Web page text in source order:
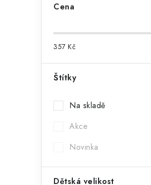
Cena
357 Kč
Štítky
Na skladě
Akce
Novinka
Dětská velikost